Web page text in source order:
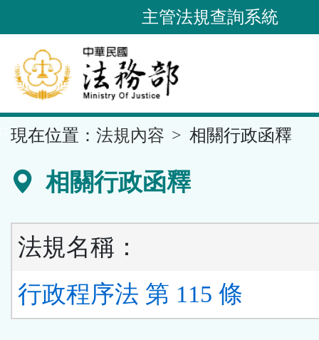
到
要
內
容
區
主管法規查詢系統
現在位置： 法規內容 相關行政函釋
相關行政函釋
法規名稱：
行政程序法 第 115 條